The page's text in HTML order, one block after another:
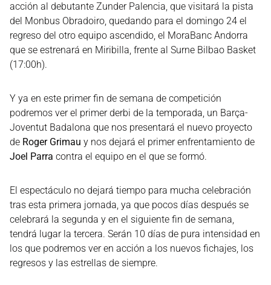
acción al debutante Zunder Palencia, que visitará la pista
del Monbus Obradoiro, quedando para el domingo 24 el
regreso del otro equipo ascendido, el MoraBanc Andorra
que se estrenará en Miribilla, frente al Surne Bilbao Basket
(17:00h).
Y ya en este primer fin de semana de competición
podremos ver el primer derbi de la temporada, un Barça-
Joventut Badalona que nos presentará el nuevo proyecto
de Roger Grimau y nos dejará el primer enfrentamiento de
Joel Parra contra el equipo en el que se formó.
El espectáculo no dejará tiempo para mucha celebración
tras esta primera jornada, ya que pocos días después se
celebrará la segunda y en el siguiente fin de semana,
tendrá lugar la tercera. Serán 10 días de pura intensidad en
los que podremos ver en acción a los nuevos fichajes, los
regresos y las estrellas de siempre.